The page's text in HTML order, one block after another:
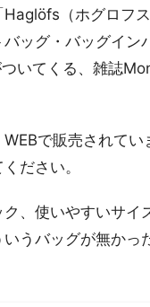
Haglöfs（ホグロフ
ッグ・バッグイン
いてくる、雑誌
で販売されてい
ださい。
、使いやすいサイ
うバッグが無かっ